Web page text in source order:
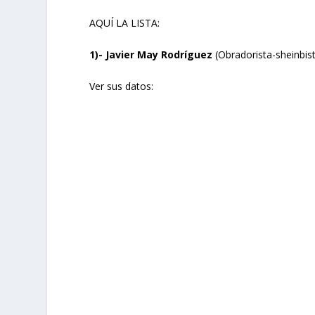
AQUÍ LA LISTA:
1)- Javier May Rodríguez (Obradorista-
Ver sus datos: